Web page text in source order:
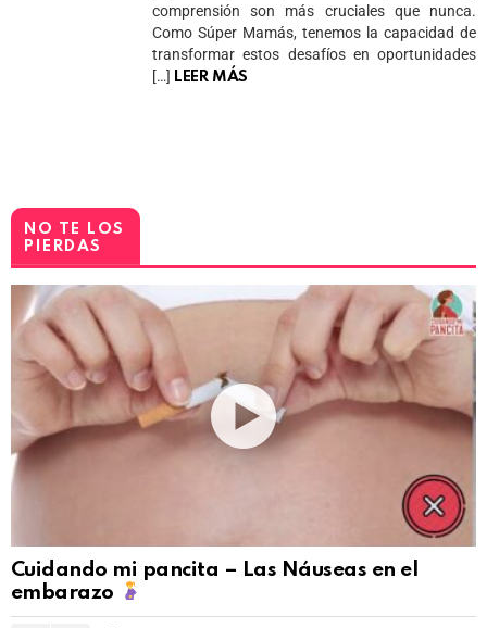
comprensión son más cruciales que nunca.
Como Súper Mamás, tenemos la capacidad de
transformar estos desafíos en oportunidades
[…] LEER MÁS
NO TE LOS
PIERDAS
Cuidando mi pancita – Las Náuseas en el
embarazo